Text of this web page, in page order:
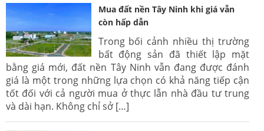
Mua đất nền Tây Ninh khi giá vẫn
còn hấp dẫn
Trong bối cảnh nhiều thị trường
bất động sản đã thiết lập mặt
bằng giá mới, đất nền Tây Ninh vẫn đang được đánh
giá là một trong những lựa chọn có khả năng tiếp cận
tốt đối với cả người mua ở thực lẫn nhà đầu tư trung
và dài hạn. Không chỉ sở […]